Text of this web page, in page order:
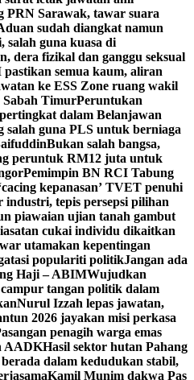
PRN Sarawak, tawar suara
sudah diangkat namun
salah guna kuasa di
dera fizikal dan ganggu seksual
semua kaum, aliran
ke ESS Zone ruang wakil
Sabah TimurPeruntukan
dalam Belanjawan
salah guna PLS untuk berniaga
Bukan salah bangsa,
peruntuk RM12 juta untuk
Pemimpin BN RCI Tabung
kepanasan’ TVET penuhi
tepis persepsi pilihan
piawaian ujian tanah gambut
cukai individu dikaitkan
utamakan kepentingan
populariti politikJangan ada
Haji – ABIMWujudkan
tangan politik dalam
Nurul Izzah lepas jawatan,
2026 jayakan misi perkasa
penagih warga emas
AADKHasil sektor hutan Pahang
dalam kedudukan stabil,
Kamil Munim dakwa Pas